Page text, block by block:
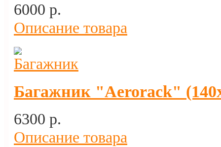
6000 p.
Описание товара
Багажник "Aerorack"
6300 p.
Описание товара